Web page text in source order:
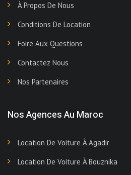
À Propos De Nous
Conditions De Location
Foire Aux Questions
Contactez Nous
Nos Partenaires
Nos Agences Au Maroc
Location De Voiture À Agadir
Location De Voiture À Bouznika